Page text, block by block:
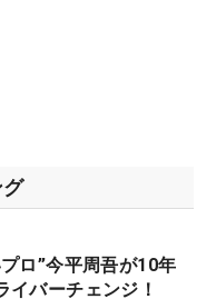
ロ”今平周吾が10年
イバーチェンジ！